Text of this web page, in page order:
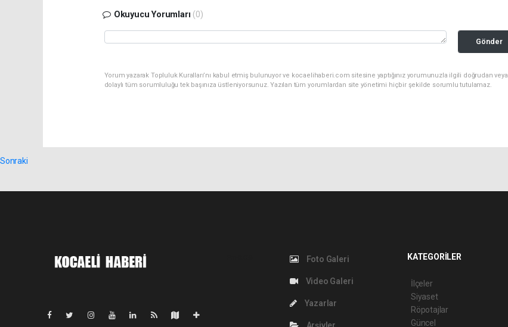
Okuyucu Yorumları (0)
Gönder
Yorum yazarak Topluluk Kuralları’nı kabul etmiş bulunuyor ve kocaelihaberi.com sitesine yaptığınız yorumunuzla ilgili doğrudan veya
dolaylı tüm sorumluluğu tek başınıza üstleniyorsunuz. Yazılan tüm yorumlardan site yönetimi hiçbir şekilde sorumlu tutulamaz.
Sonraki
Foto Galeri
Video Galeri
Yazarlar
Arşivler
KATEGORİLER
İlçeler
Siyaset
Röpotajlar
Güncel